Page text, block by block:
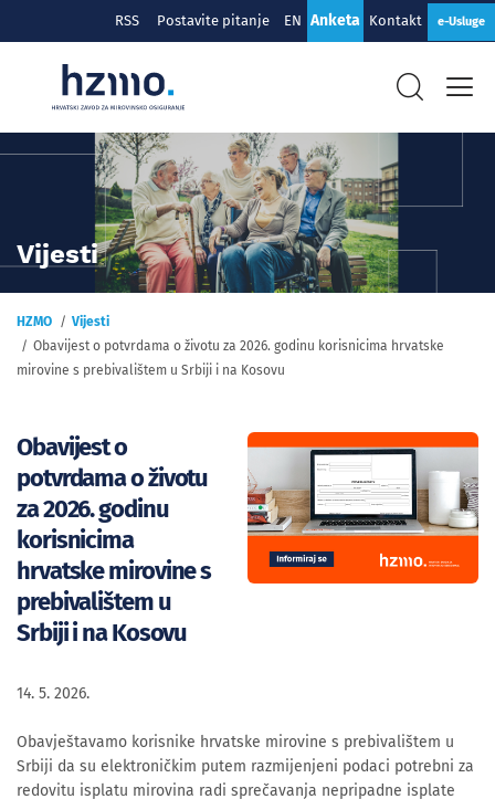
RSS Postavite pitanje EN Anketa Kontakt e-Usluge
Vijesti
HZMO
Vijesti
Obavijest o potvrdama o životu za 2026. godinu korisnicima hrvatske
mirovine s prebivalištem u Srbiji i na Kosovu
Obavijest o
potvrdama o životu
za 2026. godinu
korisnicima
hrvatske mirovine s
prebivalištem u
Srbiji i na Kosovu
14. 5. 2026.
Obavještavamo korisnike hrvatske mirovine s prebivalištem u
Srbiji da su elektroničkim putem razmijenjeni podaci potrebni za
redovitu isplatu mirovina radi sprečavanja nepripadne isplate